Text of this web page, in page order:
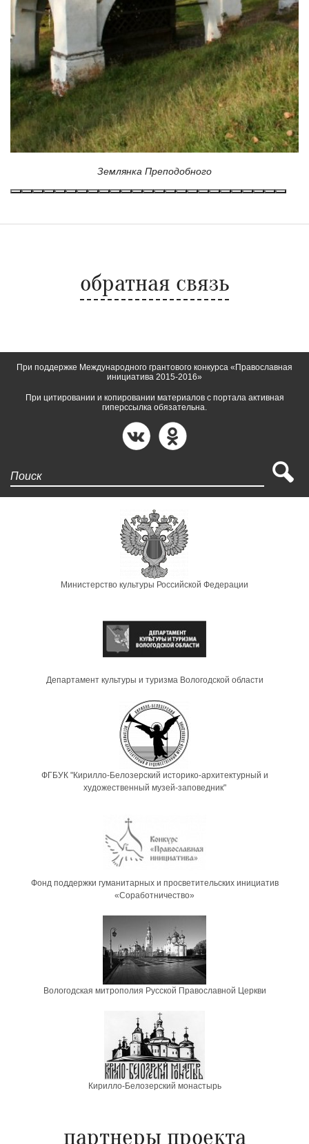
Землянка Преподобного
обратная связь
При поддержке Международного грантового конкурса «Православная
инициатива 2015-2016»
При цитировании и копировании материалов с портала активная
гиперссылка обязательна.
Министерство культуры Российской Федерации
Департамент культуры и туризма Вологодской области
ФГБУК "Кирилло-Белозерский историко-архитектурный и
художественный музей-заповедник"
Фонд поддержки гуманитарных и просветительских инициатив
«Соработничество»
Вологодская митрополия Русской Православной Церкви
Кирилло-Белозерский монастырь